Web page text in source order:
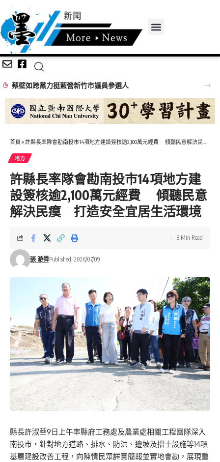
蔡壁如跨黨力挺藍營新竹市議員參選人
首頁 » 許縣長率隊會勘南投市14項地方建設簽核逾2,100萬元經費 傾聽民意解決民瘼 打造安全宜居生活環境
地方
許縣長率隊會勘南投市14項地方建
設簽核逾2,100萬元經費 傾聽民意
解決民瘼 打造安全宜居生活環境
張 游舜Published: 2026/07/09
8 Min Read
縣長許淑華9日上午率縣府工務處及農業處相關工程團隊深入
南投市，針對地方道路、排水、防洪、邊坡及擋土設施等14項
基層建設改善工程，向陳情民眾詳實簡報並實地會勘，展現重